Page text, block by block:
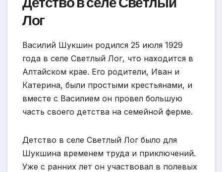
Лог
Василий Шукшин родился 25 июля 1929
года в селе Светлый Лог, что находится в
Алтайском крае. Его родители, Иван и
Катерина, были простыми крестьянами, и
вместе с Василием он провел большую
часть своего детства на семейной ферме.
Детство в селе Светлый Лог было для
Шукшина временем труда и приключений.
Уже с ранних лет он участвовал в полевых